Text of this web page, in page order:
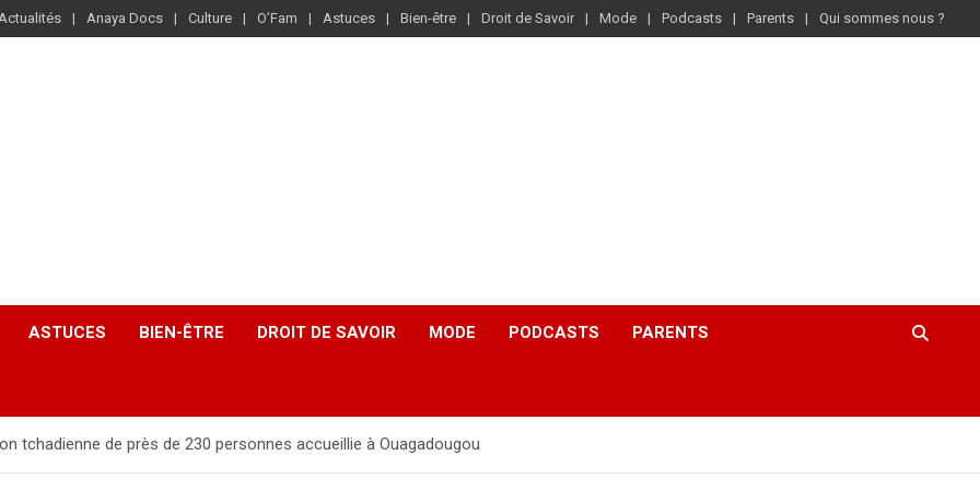
Anaya Docs Culture O’Fam Astuces Bien-être Droit de Savoir Mode Podcasts Parents Qui sommes nous ?
ASTUCES BIEN-ÊTRE DROIT DE SAVOIR MODE PODCASTS PARENTS
tchadienne de près de 230 personnes accueillie à Ouagadougou